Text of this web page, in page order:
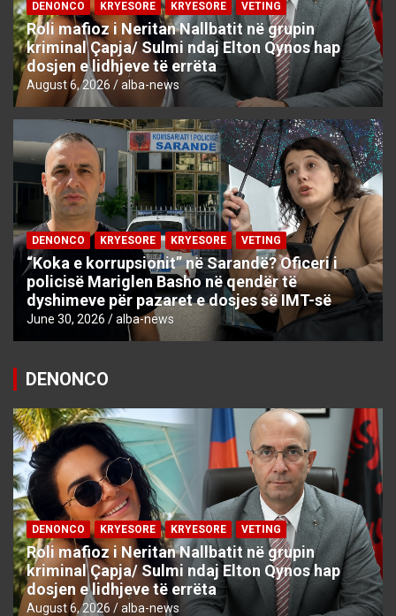
DENONCO KRYESORE KRYESORE VETING
Roli mafioz i Neritan Nallbatit në grupin
kriminal Çapja/ Sulmi ndaj Elton Qynos hap
dosjen e lidhjeve të errëta
August 6, 2026 alba-news
DENONCO KRYESORE KRYESORE VETING
“Koka e korrupsionit” në Sarandë? Oficeri i
policisë Mariglen Basho në qendër të
dyshimeve për pazaret e dosjes së IMT-së
June 30, 2026 alba-news
DENONCO
DENONCO KRYESORE KRYESORE VETING
Roli mafioz i Neritan Nallbatit në grupin
kriminal Çapja/ Sulmi ndaj Elton Qynos hap
dosjen e lidhjeve të errëta
August 6, 2026 alba-news